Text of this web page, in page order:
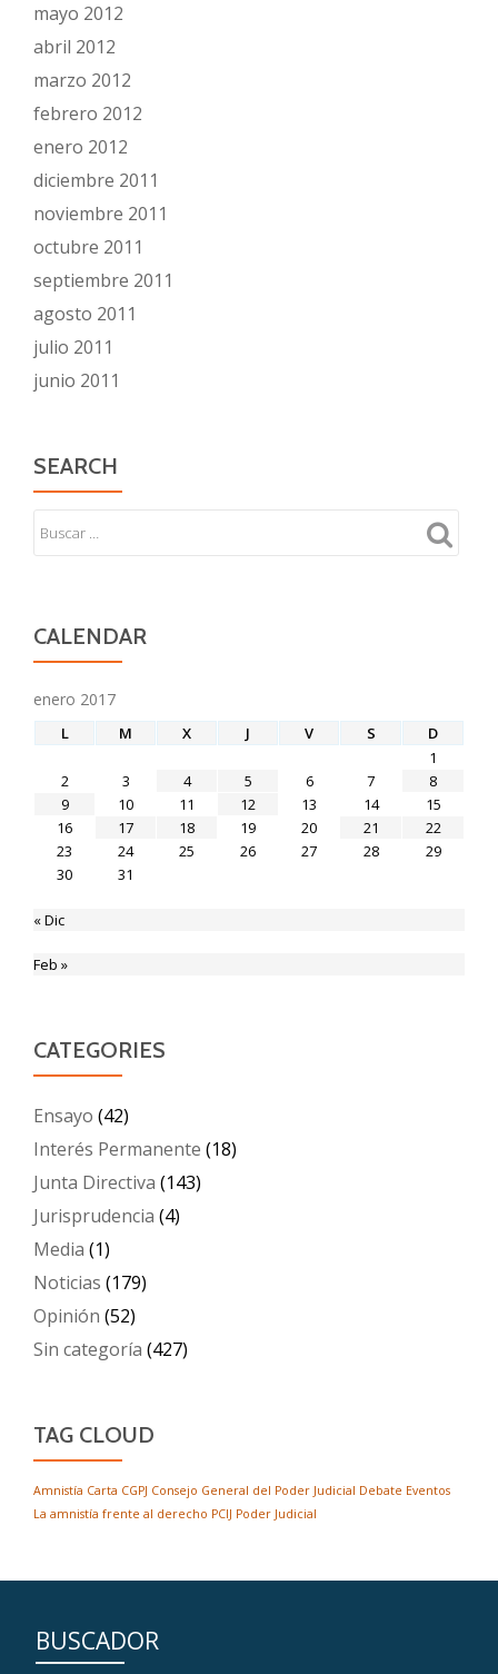
mayo 2012
abril 2012
marzo 2012
febrero 2012
enero 2012
diciembre 2011
noviembre 2011
octubre 2011
septiembre 2011
agosto 2011
julio 2011
junio 2011
SEARCH
CALENDAR
enero 2017
L M X J V S
D
1
2
3 4 5 6 7
8
9
10 11 12 13 14
15
16
17 18 19 20 21
22
23
24 25 26 27 28
29
30
31
« Dic
Feb »
CATEGORIES
Ensayo (42)
Interés Permanente (18)
Junta Directiva (143)
Jurisprudencia (4)
Media (1)
Noticias (179)
Opinión (52)
Sin categoría (427)
TAG CLOUD
Amnistía Carta CGPJ Consejo General del Poder Judicial Debate Eventos
La amnistía frente al derecho PCIJ Poder Judicial
BUSCADOR